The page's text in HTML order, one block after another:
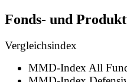
Fonds- und
Vergleichsindex
MMD-Index All